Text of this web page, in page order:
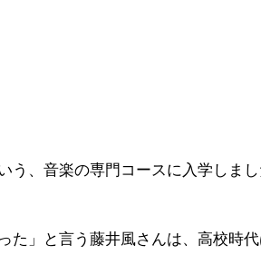
う、音楽の専門コースに入学しま
た」と言う藤井風さんは、高校時